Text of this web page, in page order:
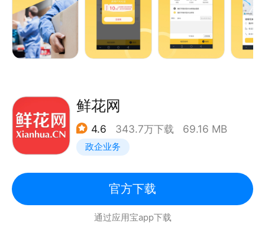
【小件派送】同城小件货物（0.5立方米以内），小件
货物价格更优惠。
【整车派送】包车配送,让货物体验包车的感觉。
询，周边服务站点
【车型类型】新型能源车的引入，节能更环保，全程无
污染。
【智能接单】司机开启接单后，系统智能计算出其周围
【商城服务】提供专业的车辆商品，为司机朋友提供味
美价廉的车用品。
【订单保险】每个订单都能购买单独的保险，给货物增
鲜花网
4.6 343.7万下载 69.16 MB
政企业务
官方下载
通过应用宝app下载